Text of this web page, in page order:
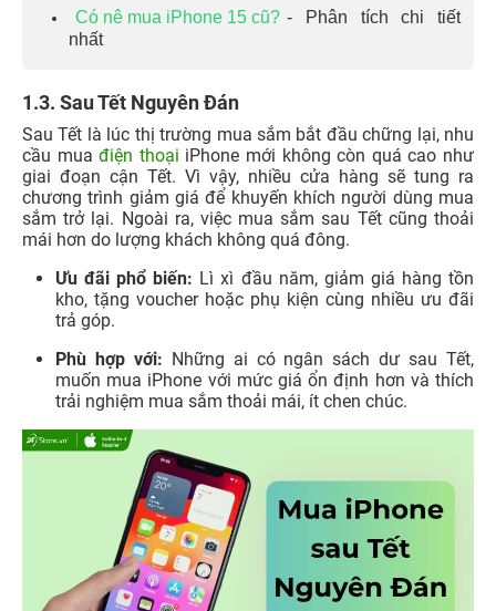
Có nê mua iPhone 15 cũ? - Phân tích chi tiết
nhất
1.3. Sau Tết Nguyên Đán
Sau Tết là lúc thị trường mua sắm bắt đầu chững lại, nhu
cầu muađiện thoại iPhone mới không còn quá cao như
giai đoạn cận Tết. Vì vậy, nhiều cửa hàng sẽ tung ra
chương trình giảm giá để khuyến khích người dùng mua
sắm trở lại. Ngoài ra, việc mua sắm sau Tết cũng thoải
mái hơn do lượng khách không quá đông.
Ưu đãi phổ biến: Lì xì đầu năm, giảm giá hàng tồn
kho, tặng voucher hoặc phụ kiện cùng nhiều ưu đãi
trả góp.
Phù hợp với: Những ai có ngân sách dư sau Tết,
muốn mua iPhone với mức giá ổn định hơn và thích
trải nghiệm mua sắm thoải mái, ít chen chúc.